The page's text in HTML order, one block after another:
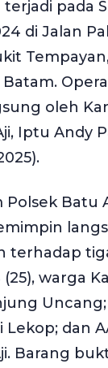
pada
di Jalan
Batam.
oleh
Iptu Andy
Polsek Batu
terhadap
(25), warga
Uncang;
Lekop; dan
Barang